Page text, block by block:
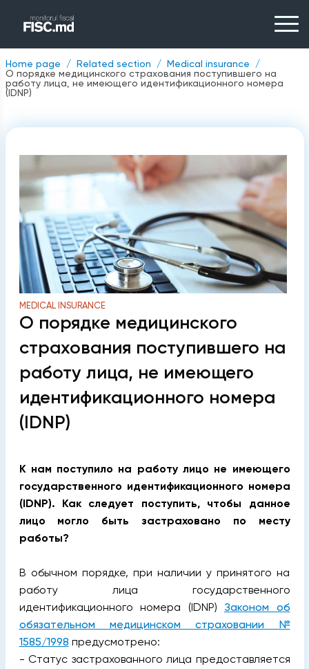
Home page Related section
Medical insurance
О порядке медицинского страхования поступившего на
работу лица, не имеющего идентификационного номера
(IDNP)
MEDICAL INSURANCE
О порядке медицинского
страхования поступившего на
работу лица, не имеющего
идентификационного номера
(IDNP)
К нам поступило на работу лицо не имеющего
государственного идентификационного номера
(IDNP). Как следует поступить, чтобы данное
лицо могло быть застраховано по месту
работы?
В обычном порядке, при наличии у принятого на
работу лица государственного
идентификационного номера (IDNP) Законом об
обязательном медицинском страховании №
1585/1998 предусмотрено:
- Статус застрахованного лица предоставляется